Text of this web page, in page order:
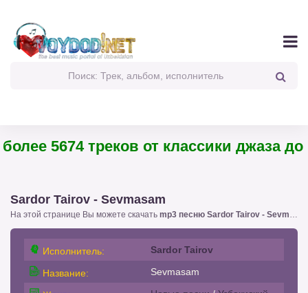
5674 треков от классики джаза до
Sardor Tairov - Sevmasam
На этой странице Вы можете скачать mp3 песню Sardor Tairov - Sevmasam
Исполнитель: Sardor Tairov
Название: Sevmasam